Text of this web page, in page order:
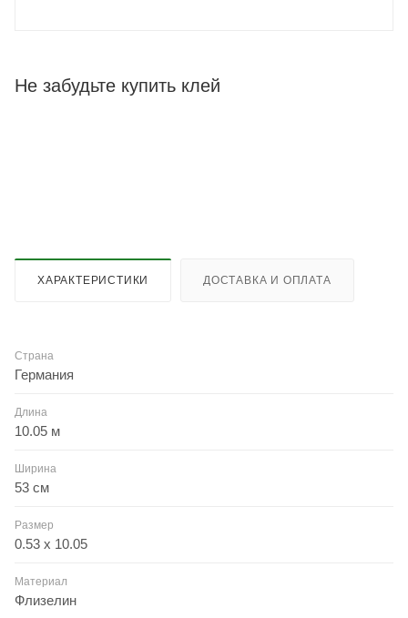
Не забудьте купить клей
ХАРАКТЕРИСТИКИ ДОСТАВКА И ОПЛАТА
Страна
Германия
Длина
10.05 м
Ширина
53 см
Размер
0.53 x 10.05
Материал
Флизелин